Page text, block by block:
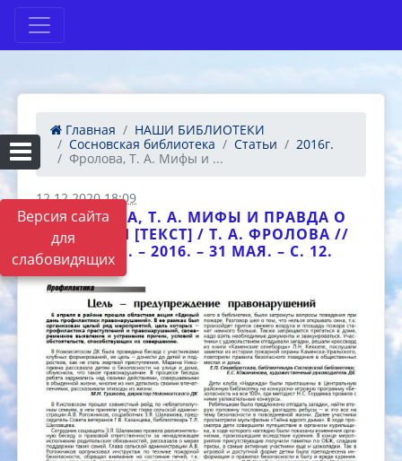
Версия сайта
для
слабовидящих
Главная
НАШИ БИБЛИОТЕКИ
Сосновская библиотека
Статьи
2016г.
Фролова, Т. А. Мифы и ...
12.12.2020 18:09
ФРОЛОВА, Т. А. МИФЫ И ПРАВДА О
КУРЕНИИ [ТЕКСТ] / Т. А. ФРОЛОВА //
ПЛАМЯ. – 2016. – 31 МАЯ. – С. 12.